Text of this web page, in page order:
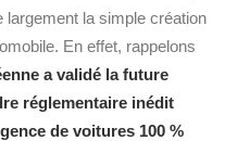
largement la simple création
En effet, rappelons
a validé la future
réglementaire inédit
de voitures 100 %